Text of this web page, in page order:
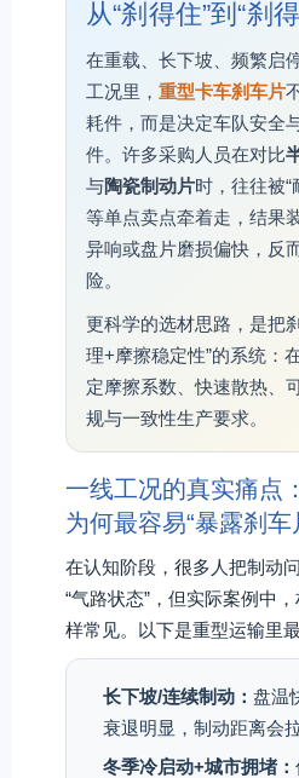
从“刹得住”到“刹
在重载、长下坡、频繁启
工况里， 重型卡车刹车片
耗件，而是决定车队安全
件。许多采购人员在对比
与陶瓷制动片时，往往被“
等单点卖点牵着走，结果
异响或盘片磨损偏快，反
险。
更科学的选材思路，是把
理+摩擦稳定性”的系统：
定摩擦系数、快速散热、
规与一致性生产要求。
一线工况的真实痛点
为何最容易“暴露刹车
在认知阶段，很多人把制动
“气路状态”，但实际案例中
样常见。以下是重型运输里
长下坡/连续制动： 盘温
衰退明显，制动距离会
冬季冷启动+城市拥堵：